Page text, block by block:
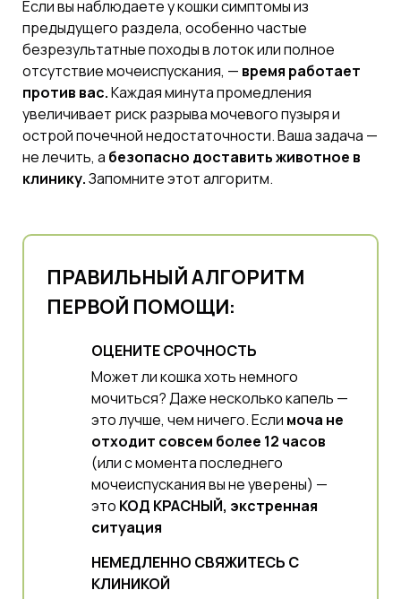
Если вы наблюдаете у кошки симптомы из
предыдущего раздела, особенно частые
безрезультатные походы в лоток или полное
отсутствие мочеиспускания, — время работает
против вас.Каждая минута промедления
увеличивает риск разрыва мочевого пузыря и
острой почечной недостаточности. Ваша задача —
не лечить, а безопасно доставить животное в
клинику.Запомните этот алгоритм.
ПРАВИЛЬНЫЙ АЛГОРИТМ
ПЕРВОЙ ПОМОЩИ:
ОЦЕНИТЕ СРОЧНОСТЬ
Может ли кошка хоть немного
мочиться? Даже несколько капель —
это лучше, чем ничего. Если моча не
отходит совсем более 12 часов
(или с момента последнего
мочеиспускания вы не уверены) —
это КОД КРАСНЫЙ, экстренная
ситуация
НЕМЕДЛЕННО СВЯЖИТЕСЬ С
КЛИНИКОЙ